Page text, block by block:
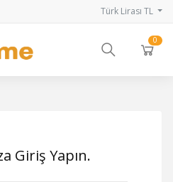
Türk Lirası TL
0
Giriş Yapın.